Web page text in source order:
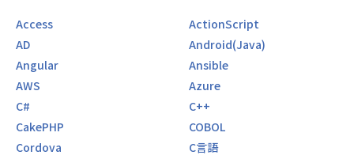
Access
ActionScript
AD
Android(Java)
Angular
Ansible
AWS
Azure
C#
C++
CakePHP
COBOL
Cordova
C言語